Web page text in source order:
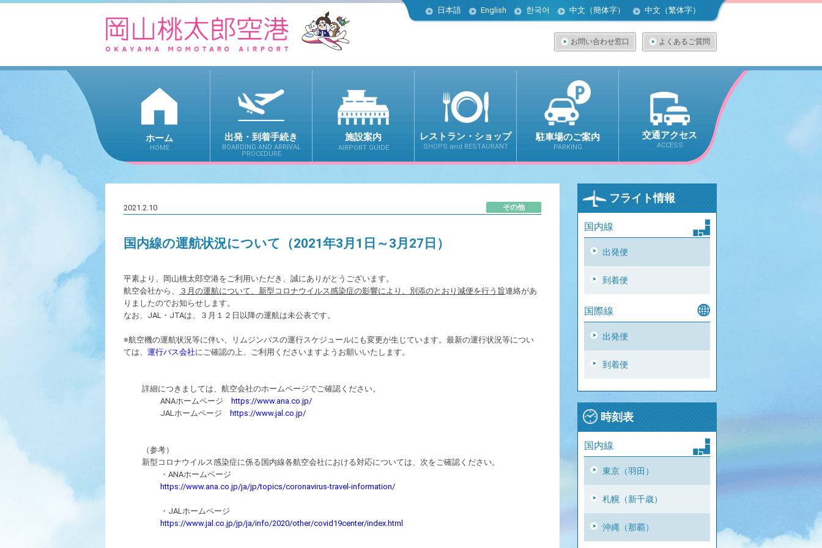
日本語 English 한국어 中文（簡体字） 中文（繁体字）
お問い合わせ窓口 よくあるご質問
ホーム
HOME
出発・到着手続き
BOARDING AND ARRIVAL
PROCEDURE
施設案内
AIRPORT GUIDE
レストラン・ショップ
SHOPS and RESTAURANT
駐車場のご案内
PARKING
交通アクセス
ACCESS
フライト情報
国内線
出発便
到着便
国際線
出発便
到着便
時刻表
国内線
東京（羽田）
札幌（新千歳）
沖縄（那覇）
その他
2021.2.10
国内線の運航状況について（2021年3月1日～3月27日）
平素より、岡山桃太郎空港をご利用いただき、誠にありがとうございます。
航空会社から、
３ 月 の運航について、新型コロナウイルス感染症の影響により、別添のとおり減便を行う旨連絡があ
りましたのでお知らせします。
なお、JAL・JTAは、３月１２日以降の運航は未公表です。
※航空機の運航状況等に伴い、リムジンバスの運行スケジュールにも変更が生じています。最新の運行状況等につい
ては、 運行バス会社にご確認の上、ご利用くださいますようお願いいたします。
詳細につきましては、航空会社のホームページでご確認ください。
ANAホームページ
https://www.ana.co.jp/
JALホームページ
https://www.jal.co.jp/
（参考）
新型コロナウイルス感染症に係る国内線各航空会社における対応については、次をご確認ください。
・ANAホームページ
https://www.ana.co.jp/ja/jp/topics/coronavirus-travel-information/
・JALホームページ
https://www.jal.co.jp/jp/ja/info/2020/other/covid19center/index.html